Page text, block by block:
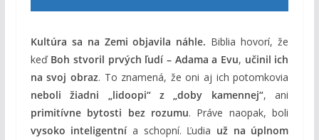
Kultúra sa na Zemi objavila náhle. Biblia hovorí, že
keď Boh stvoril prvých ľudí – Adama a Evu, učinil ich
na svoj obraz. To znamená, že oni aj ich potomkovia
neboli žiadni „lidoopi“ z „doby kamennej“, ani
primitívne bytosti bez rozumu. Práve naopak, boli
vysoko inteligentní a schopní. Ľudia už na úplnom